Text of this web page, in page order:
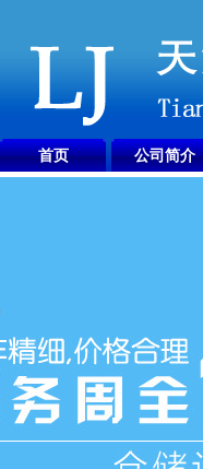
首页 公司简介